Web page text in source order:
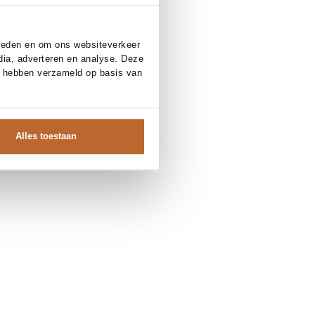
en om ons websiteverkeer
adverteren en analyse. Deze
verzameld op basis van
Alles toestaan